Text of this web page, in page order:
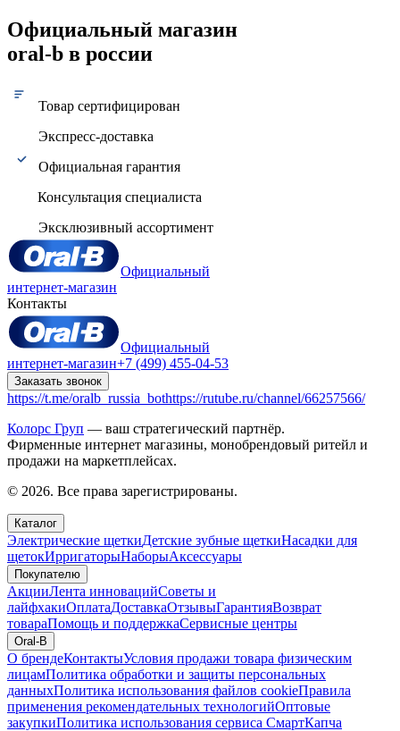
Официальный магазин
oral-b в россии
Товар сертифицирован
Экспресс-доставка
Официальная гарантия
Консультация специалиста
Эксклюзивный ассортимент
Официальный
интернет-магазин
Контакты
Официальный
интернет-магазин+7 (499) 455-04-53
Заказать звонок
https://t.me/oralb_russia_bothttps://rutube.ru/channel/66257566/
Колорс Груп — ваш стратегический партнёр.
Фирменные интернет магазины, монобрендовый ритейл и
продажи на маркетплейсах.
© 2026. Все права зарегистрированы.
Каталог
Электрические щеткиДетские зубные щеткиНасадки для
щетокИрригаторыНаборыАксессуары
Покупателю
АкцииЛента инновацийСоветы и
лайфхакиОплатаДоставкаОтзывыГарантияВозврат
товараПомощь и поддержкаСервисные центры
Oral-B
О брендеКонтактыУсловия продажи товара физическим
лицамПолитика обработки и защиты персональных
данныхПолитика использования файлов cookieПравила
применения рекомендательных технологийОптовые
закупкиПолитика использования сервиса СмартКапча